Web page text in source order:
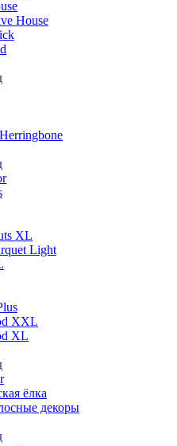
House
XL
Light
XXL
XL
ёлка
декоры